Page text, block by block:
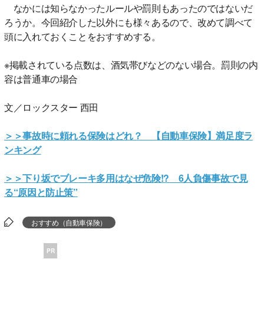
なかには知らなかったルールや罰則もあったのではないだ
ろうか。今回紹介した以外にも様々あるので、改めて調べて
頭に入れておくことをおすすめする。
※掲載されている点数は、酒気帯びなどのない場合。罰則の内
容は普通車の場合
文／ロックスター 西田
＞＞事故時に頼れる保険はどれ？ 【自動車保険】満足度ラ
ンキング
＞＞下り坂でブレーキ多用はなぜ危険!? 6人負傷事故で見
る“原因と防止策”
おすすめ（自動車保険）
PR